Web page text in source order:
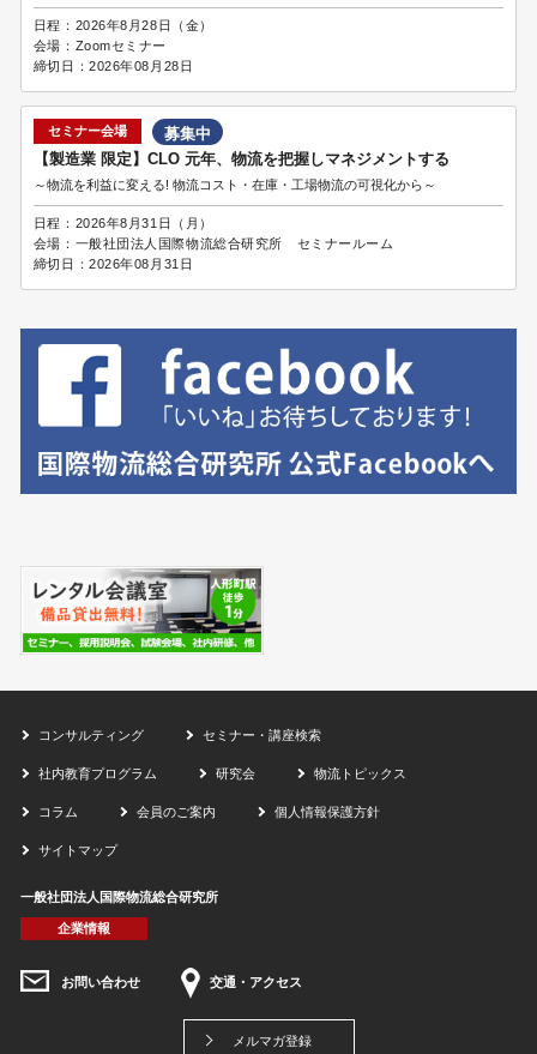
日程： 2026年8月28日（金）
会場： Zoomセミナー
締切日：2026年08月28日
セミナー会場
募集中
【製造業 限定】CLO 元年、物流を把握しマネジメントする
～物流を利益に変える! 物流コスト・在庫・工場物流の可視化から～
日程： 2026年8月31日（月）
会場： 一般社団法人国際物流総合研究所 セミナールーム
締切日：2026年08月31日
コンサルティング セミナー・講座検索
社内教育プログラム 研究会 物流トピックス
コラム 会員のご案内 個人情報保護方針
サイトマップ
一般社団法人国際物流総合研究所
企業情報
お問い合わせ 交通・アクセス
メルマガ登録